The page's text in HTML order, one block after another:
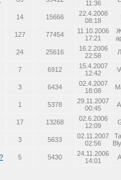
11:36
14 15666
22.4.2008
08:18
127 77454
11.10.2006
17:21
24 25616
16.2.2006
22:58
7 6912
15.4.2007
12:42
3 6434
02.4.2007
18:08
1 5378
29.11.2007
00:45
17 13268
02.6.2006
12:09
3 5633
02.11.2007
02:56
5 5430
24.11.2006
14:01